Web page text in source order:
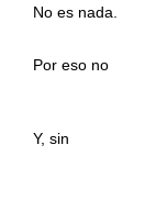
No es nada.
Por eso no
Y, sin